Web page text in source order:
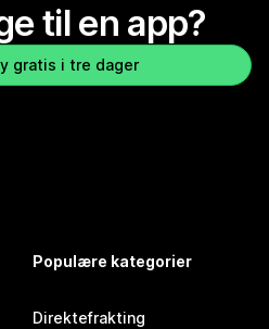
til en app?
gratis i tre dager
Populære kategorier
Direktefrakting